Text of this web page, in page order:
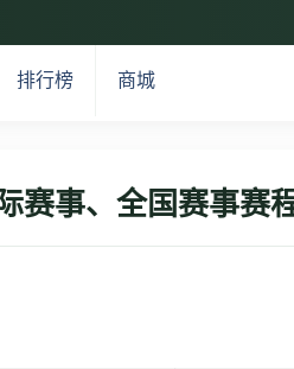
排行榜 商城
赛事、全国赛事赛